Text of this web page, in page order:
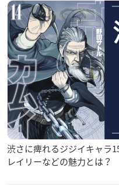
渋さに痺れるジジイキャラ
レイリーなどの魅力とは？